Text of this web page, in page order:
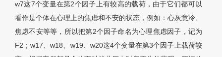
w7这7个变量在第2个因子上有较高的载荷，由于它们都可以
看作是个体在心理上的焦虑和不安的状态，例如：心灰意冷、
焦虑不安等等，所以把第2个因子命名为心理焦虑因子，记为
F2；w17、w18、w19、w20这4个变量在第3个因子上载荷较